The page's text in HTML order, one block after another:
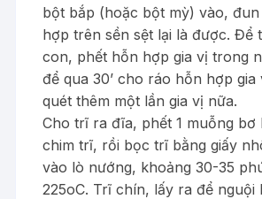
bột bắp (hoặc bột mỳ) vào,
hợp trên sền sệt lại là được. Để
con, phết hỗn hợp gia vị trong
để qua 30’ cho ráo hỗn hợp gia
quét thêm một lần gia vị nữa.
Cho trĩ ra đĩa, phết 1 muỗng bơ
chim trĩ, rồi bọc trĩ bằng giấy
vào lò nướng, khoảng 30-35
225oC. Trĩ chín, lấy ra để nguội